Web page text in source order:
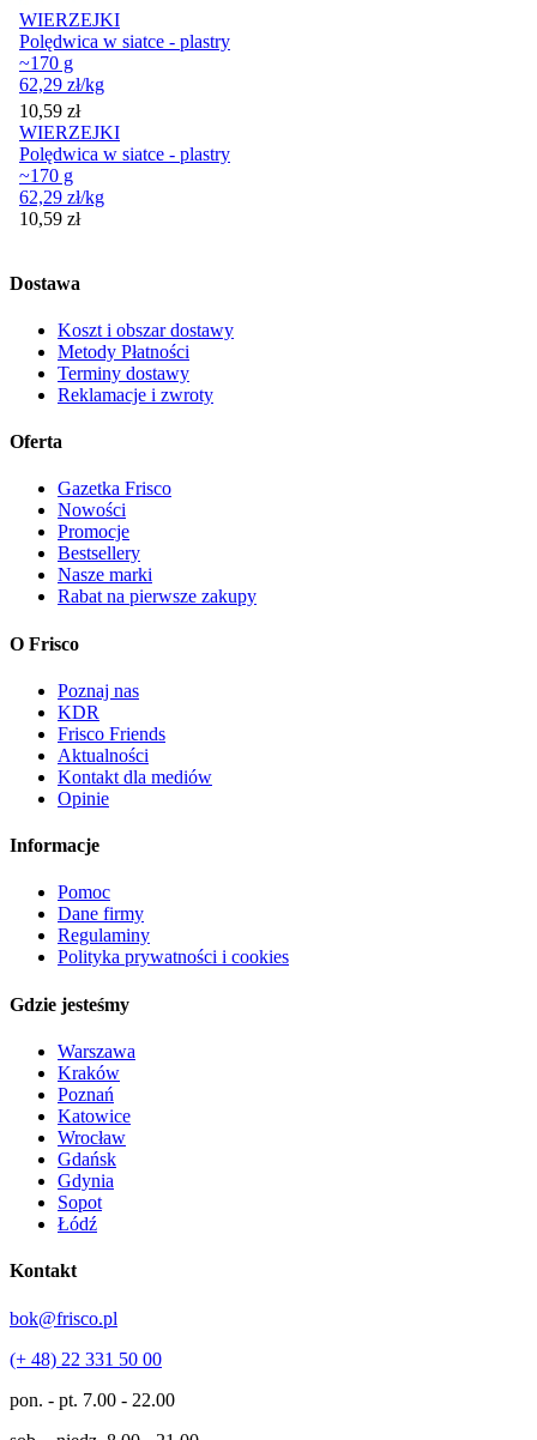
WIERZEJKI
Polędwica w siatce - plastry
~170 g
62,29 zł/kg
Cena
10,59 zł
WIERZEJKI
Polędwica w siatce - plastry
~170 g
62,29 zł/kg
Cena
10,59 zł
Dostawa
Koszt i obszar dostawy
Metody Płatności
Terminy dostawy
Reklamacje i zwroty
Oferta
Gazetka Frisco
Nowości
Promocje
Bestsellery
Nasze marki
Rabat na pierwsze zakupy
O Frisco
Poznaj nas
KDR
Frisco Friends
Aktualności
Kontakt dla mediów
Opinie
Informacje
Pomoc
Dane firmy
Regulaminy
Polityka prywatności i cookies
Gdzie jesteśmy
Warszawa
Kraków
Poznań
Katowice
Wrocław
Gdańsk
Gdynia
Sopot
Łódź
Kontakt
bok@frisco.pl
(+ 48) 22 331 50 00
pon. - pt. 7.00 - 22.00